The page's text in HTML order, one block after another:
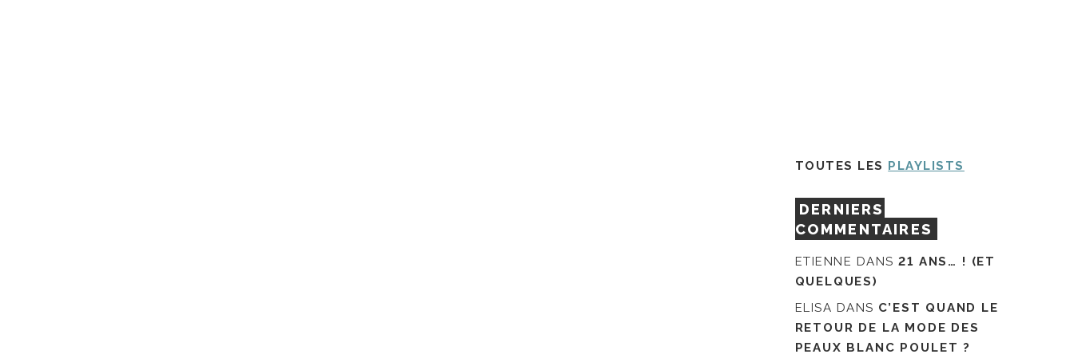
TOUTES LES PLAYLISTS
DERNIERS
COMMENTAIRES
ETIENNE DANS21 ANS… ! (ET
QUELQUES)
ELISA DANS C’EST QUAND LE
RETOUR DE LA MODE DES
PEAUX BLANC POULET ?